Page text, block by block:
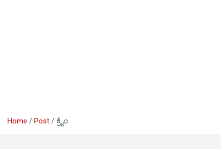
Home Post ಕ್ರೈಂ